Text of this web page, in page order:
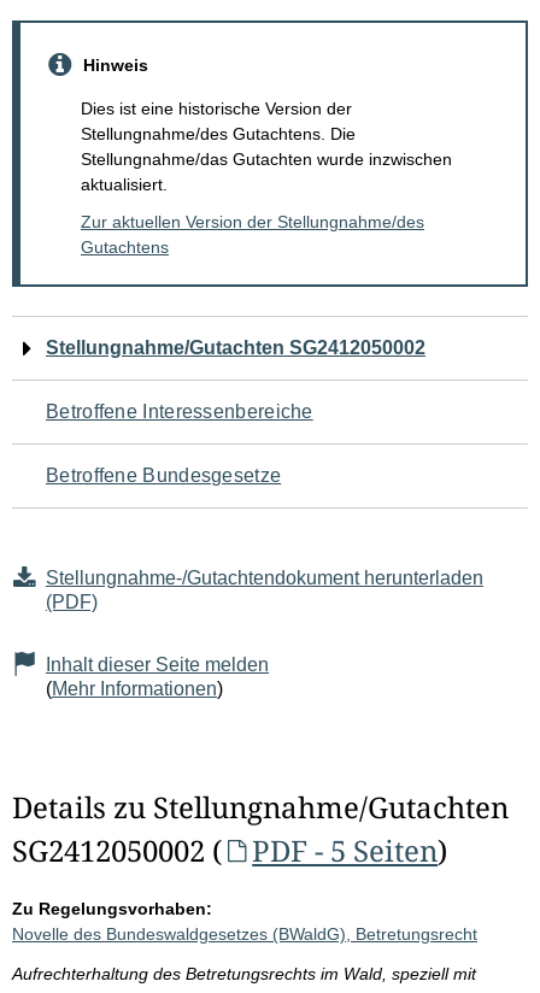
Hinweis
Dies ist eine historische Version der
Stellungnahme/des Gutachtens. Die
Stellungnahme/das Gutachten wurde inzwischen
aktualisiert.
Zur aktuellen Version der Stellungnahme/des
Gutachtens
Navigation
für
den
Seiteninhalt
Stellungnahme/Gutachten SG2412050002
Betroffene Interessenbereiche
Betroffene Bundesgesetze
Stellungnahme-/Gutachtendokument herunterladen
(PDF)
Inhalt dieser Seite melden
(Mehr Informationen)
Details zu Stellungnahme/Gutachten
SG2412050002 (
PDF - 5 Seiten)
Zu Regelungsvorhaben:
Novelle des Bundeswaldgesetzes (BWaldG), Betretungsrecht
Aufrechterhaltung des Betretungsrechts im Wald, speziell mit